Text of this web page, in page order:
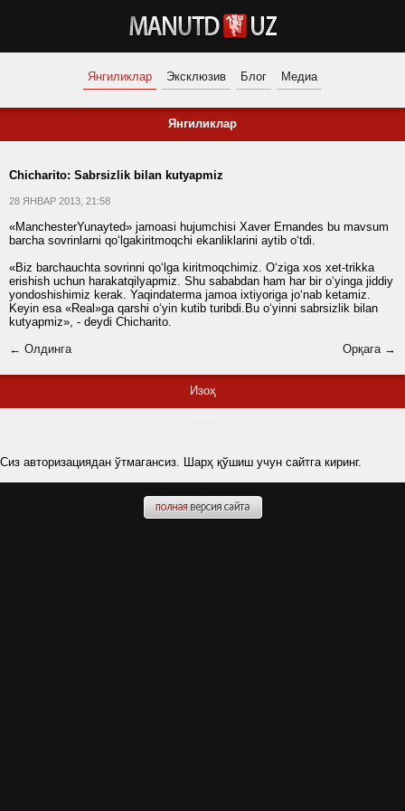
Янгиликлар Эксклюзив Блог Медиа
Янгиликлар
Chicharito: Sabrsizlik bilan kutyapmiz
28 ЯНВАР 2013, 21:58
«ManchesterYunayted» jamoasi hujumchisi Xaver Ernandes bu mavsum
barcha sovrinlarni qo‘lgakiritmoqchi ekanliklarini aytib o‘tdi.
«Biz barchauchta sovrinni qo‘lga kiritmoqchimiz. O‘ziga xos xet-trikka
erishish uchun harakatqilyapmiz. Shu sababdan ham har bir o‘yinga jiddiy
yondoshishimiz kerak. Yaqindaterma jamoa ixtiyoriga jo‘nab ketamiz.
Keyin esa «Real»ga qarshi o‘yin kutib turibdi.Bu o‘yinni sabrsizlik bilan
kutyapmiz», - deydi Chicharito.
← Олдинга
Орқага →
Изоҳ
Сиз авторизациядан ўтмагансиз. Шарҳ қўшиш учун сайтга киринг.